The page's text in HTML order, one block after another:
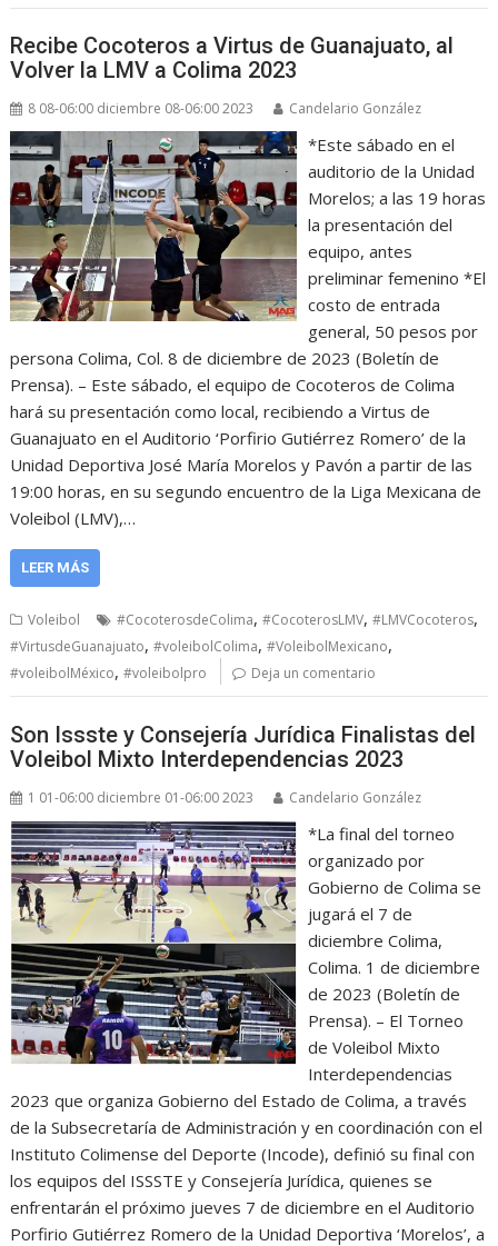
Recibe Cocoteros a Virtus de Guanajuato, al
Volver la LMV a Colima 2023
8 08-06:00 diciembre 08-06:00 2023 Candelario González
*Este sábado en el
auditorio de la Unidad
Morelos; a las 19 horas
la presentación del
equipo, antes
preliminar femenino *El
costo de entrada
general, 50 pesos por
persona Colima, Col. 8 de diciembre de 2023 (Boletín de
Prensa). – Este sábado, el equipo de Cocoteros de Colima
hará su presentación como local, recibiendo a Virtus de
Guanajuato en el Auditorio ‘Porfirio Gutiérrez Romero’ de la
Unidad Deportiva José María Morelos y Pavón a partir de las
19:00 horas, en su segundo encuentro de la Liga Mexicana de
Voleibol (LMV),…
LEER MÁS
Voleibol #CocoterosdeColima,#CocoterosLMV,#LMVCocoteros,
#VirtusdeGuanajuato,#voleibolColima,#VoleibolMexicano,
#voleibolMéxico,#voleibolpro Deja un comentario
Son Issste y Consejería Jurídica Finalistas del
Voleibol Mixto Interdependencias 2023
1 01-06:00 diciembre 01-06:00 2023 Candelario González
*La final del torneo
organizado por
Gobierno de Colima se
jugará el 7 de
diciembre Colima,
Colima. 1 de diciembre
de 2023 (Boletín de
Prensa). – El Torneo
de Voleibol Mixto
Interdependencias
2023 que organiza Gobierno del Estado de Colima, a través
de la Subsecretaría de Administración y en coordinación con el
Instituto Colimense del Deporte (Incode), definió su final con
los equipos del ISSSTE y Consejería Jurídica, quienes se
enfrentarán el próximo jueves 7 de diciembre en el Auditorio
Porfirio Gutiérrez Romero de la Unidad Deportiva ‘Morelos’, a